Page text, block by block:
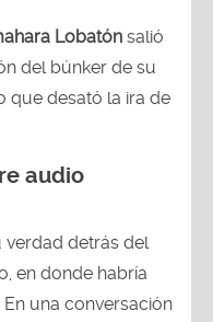
Lobatón salió
del búnker de su
que desató la ira de
audio
detrás del
en donde habría
una conversación